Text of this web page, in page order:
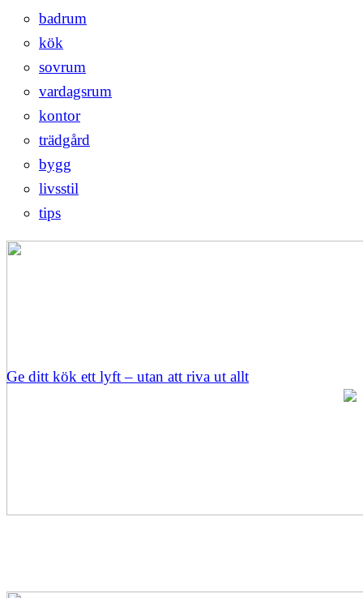
badrum
kök
sovrum
vardagsrum
kontor
trädgård
bygg
livsstil
tips
Ge ditt kök ett lyft – utan att riva ut allt